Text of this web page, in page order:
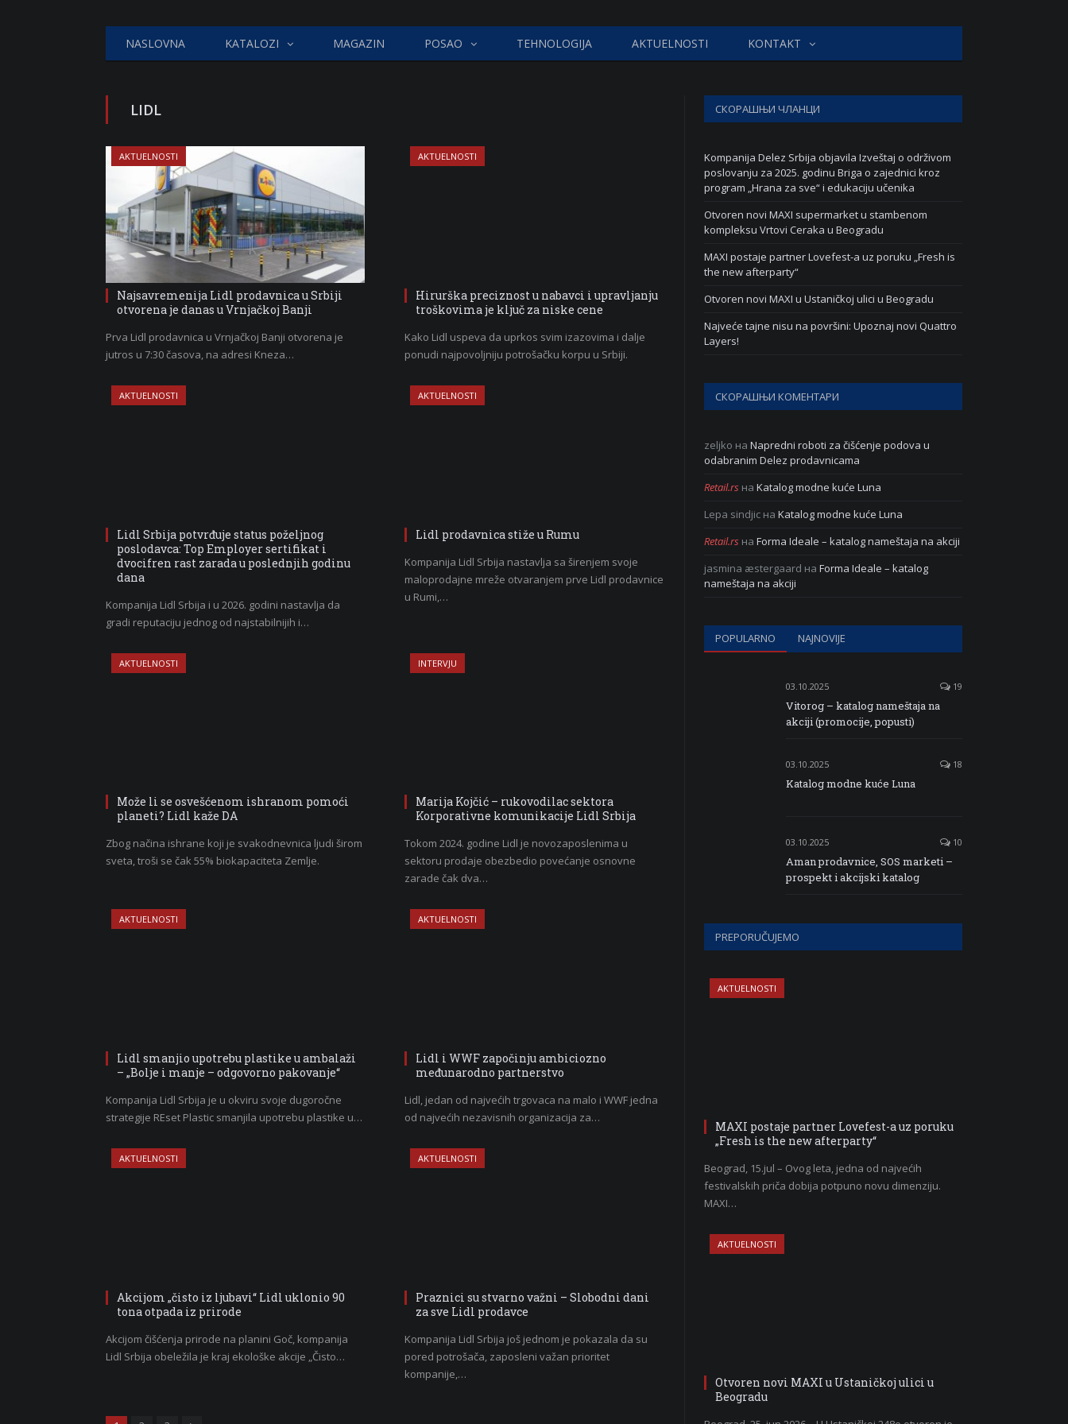
NASLOVNA KATALOZI MAGAZIN POSAO TEHNOLOGIJA AKTUELNOSTI KONTAKT
LIDL
AKTUELNOSTI
Najsavremenija Lidl prodavnica u Srbiji
otvorena je danas u Vrnjačkoj Banji
Prva Lidl prodavnica u Vrnjačkoj Banji otvorena je
jutros u 7:30 časova, na adresi Kneza…
AKTUELNOSTI
Hirurška preciznost u nabavci i upravljanju
troškovima je ključ za niske cene
Kako Lidl uspeva da uprkos svim izazovima i dalje
ponudi najpovoljniju potrošačku korpu u Srbiji.
AKTUELNOSTI
Lidl Srbija potvrđuje status poželjnog
poslodavca: Top Employer sertifikat i
dvocifren rast zarada u poslednjih godinu
dana
Kompanija Lidl Srbija i u 2026. godini nastavlja da
gradi reputaciju jednog od najstabilnijih i…
AKTUELNOSTI
Lidl prodavnica stiže u Rumu
Kompanija Lidl Srbija nastavlja sa širenjem svoje
maloprodajne mreže otvaranjem prve Lidl prodavnice
u Rumi,…
AKTUELNOSTI
Može li se osvešćenom ishranom pomoći
planeti? Lidl kaže DA
Zbog načina ishrane koji je svakodnevnica ljudi širom
sveta, troši se čak 55% biokapaciteta Zemlje.
INTERVJU
Marija Kojčić – rukovodilac sektora
Korporativne komunikacije Lidl Srbija
Tokom 2024. godine Lidl je novozaposlenima u
sektoru prodaje obezbedio povećanje osnovne
zarade čak dva…
AKTUELNOSTI
Lidl smanjio upotrebu plastike u ambalaži
– „Bolje i manje – odgovorno pakovanje“
Kompanija Lidl Srbija je u okviru svoje dugoročne
strategije REset Plastic smanjila upotrebu plastike u…
AKTUELNOSTI
Lidl i WWF započinju ambiciozno
međunarodno partnerstvo
Lidl, jedan od najvećih trgovaca na malo i WWF jedna
od najvećih nezavisnih organizacija za…
AKTUELNOSTI
Akcijom „čisto iz ljubavi“ Lidl uklonio 90
tona otpada iz prirode
Akcijom čišćenja prirode na planini Goč, kompanija
Lidl Srbija obeležila je kraj ekološke akcije „Čisto…
AKTUELNOSTI
Praznici su stvarno važni – Slobodni dani
za sve Lidl prodavce
Kompanija Lidl Srbija još jednom je pokazala da su
pored potrošača, zaposleni važan prioritet
kompanije,…
СКОРАШЊИ ЧЛАНЦИ
Kompanija Delez Srbija objavila Izveštaj o održivom
poslovanju za 2025. godinu Briga o zajednici kroz
program „Hrana za sve“ i edukaciju učenika
Otvoren novi MAXI supermarket u stambenom
kompleksu Vrtovi Ceraka u Beogradu
MAXI postaje partner Lovefest-a uz poruku „Fresh is
the new afterparty“
Otvoren novi MAXI u Ustaničkoj ulici u Beogradu
Najveće tajne nisu na površini: Upoznaj novi Quattro
Layers!
СКОРАШЊИ КОМЕНТАРИ
zeljko на Napredni roboti za čišćenje podova u
odabranim Delez prodavnicama
Retail.rs на Katalog modne kuće Luna
Lepa sindjic на Katalog modne kuće Luna
Retail.rs на Forma Ideale – katalog nameštaja na akciji
jasmina æstergaard на Forma Ideale – katalog
nameštaja na akciji
POPULARNO NAJNOVIJE
03.10.2025 19
Vitorog – katalog nameštaja na
akciji (promocije, popusti)
03.10.2025 18
Katalog modne kuće Luna
03.10.2025 10
Aman prodavnice, SOS marketi –
prospekt i akcijski katalog
PREPORUČUJEMO
AKTUELNOSTI
MAXI postaje partner Lovefest-a uz poruku
„Fresh is the new afterparty“
Beograd, 15.jul – Ovog leta, jedna od najvećih
festivalskih priča dobija potpuno novu dimenziju.
MAXI…
AKTUELNOSTI
Otvoren novi MAXI u Ustaničkoj ulici u
Beogradu